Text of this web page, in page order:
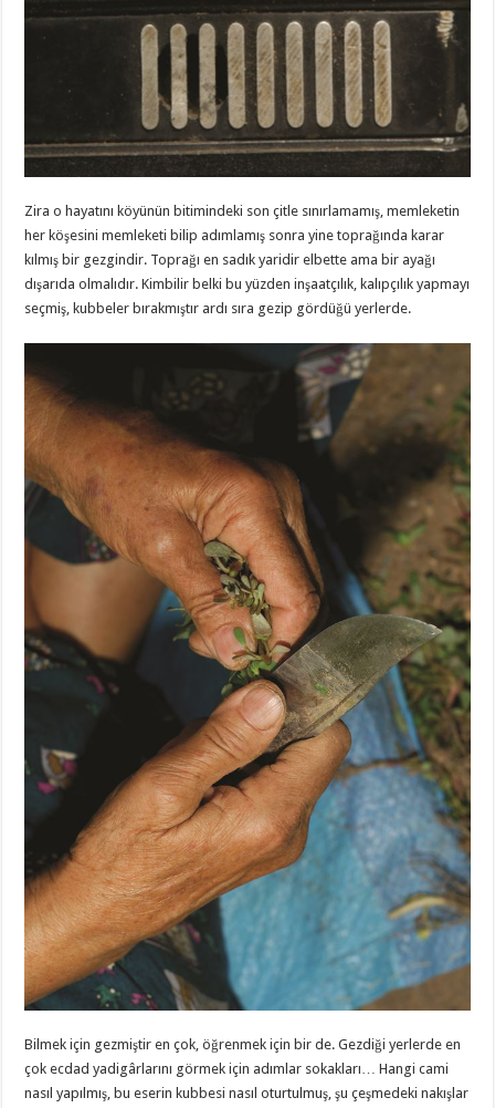
Zira o hayatını köyünün bitimindeki son çitle sınırlamamış, memleketin
her köşesini memleketi bilip adımlamış sonra yine toprağında karar
kılmış bir gezgindir. Toprağı en sadık yaridir elbette ama bir ayağı
dışarıda olmalıdır. Kimbilir belki bu yüzden inşaatçılık, kalıpçılık yapmayı
seçmiş, kubbeler bırakmıştır ardı sıra gezip gördüğü yerlerde.
Bilmek için gezmiştir en çok, öğrenmek için bir de. Gezdiği yerlerde en
çok ecdad yadigârlarını görmek için adımlar sokakları… Hangi cami
nasıl yapılmış, bu eserin kubbesi nasıl oturtulmuş, şu çeşmedeki nakışlar